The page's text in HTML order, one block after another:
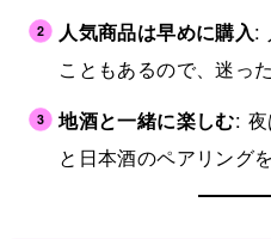
人気商品は早めに購入:
こともあるので、迷っ
地酒と一緒に楽しむ:
と日本酒のペアリング